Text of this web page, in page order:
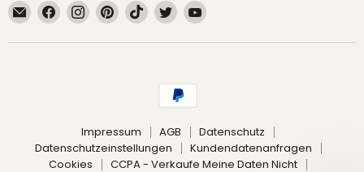
Email
fruimundo
Finden
Sie
uns
Finden
Sie
uns
Finden
Sie
uns
Pinterest
Finden
Sie
uns
TikTok
Finden
Sie
uns
Twitter
Finden
uns
Impressum AGB
Datenschutz
Datenschutzeinstellungen
Kundendatenanfragen
Cookies
CCPA - Verkaufe Meine Daten Nicht